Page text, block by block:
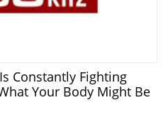
Constantly Fighting
Your Body Might Be